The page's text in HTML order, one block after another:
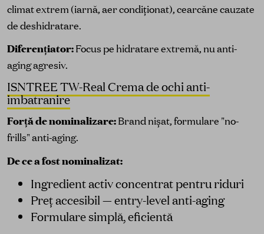
climat extrem (iarnă, aer condiționat), cearcăne cauzate
de deshidratare.
Diferențiator:Focus pe hidratare extremă, nu anti-
aging agresiv.
ISNTREE TW-Real Crema de ochi anti-
imbatranire
Forță de nominalizare:Brand nișat, formulare "no-
frills" anti-aging.
De ce a fost nominalizat:
Ingredient activ concentrat pentru riduri
Preț accesibil — entry-level anti-aging
Formulare simplă, eficientă